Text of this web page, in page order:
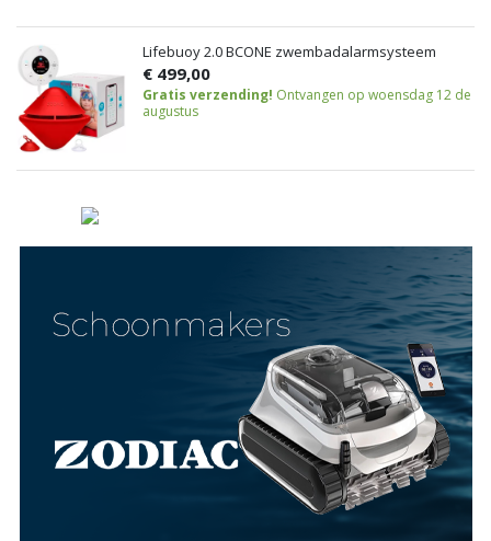
Lifebuoy 2.0 BCONE zwembadalarmsysteem
€ 499,00
Gratis verzending! Ontvangen op woensdag 12 de
augustus